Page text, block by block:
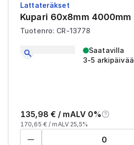
Lattateräkset
Kupari 60x8mm 4000mm
Tuotenro: CR-13778
Saatavilla
3-5 arkipäivää
135,98 € / mALV 0%
170,65 € / mALV 25,5%